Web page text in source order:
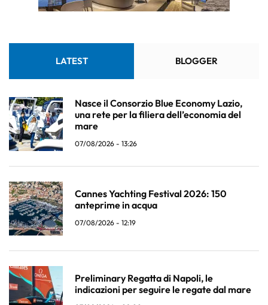
LATEST BLOGGER
Nasce il Consorzio Blue Economy Lazio,
una rete per la filiera dell’economia del
mare
07/08/2026 - 13:26
Cannes Yachting Festival 2026: 150
anteprime in acqua
07/08/2026 - 12:19
Preliminary Regatta di Napoli, le
indicazioni per seguire le regate dal mare